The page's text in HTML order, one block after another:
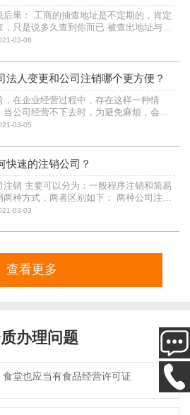
后果： 工商的抽查地址是不定期的，肯定
，只是说多久查到你而已 被查出地址与经
址不符，变更地址就没事了 工商部门不会
03-08
法人变更和公司注销哪个更方便？
，在企业经营过程中，存在这样一种情
当公司经营不下去时，为避免麻烦，会将
法人变更为其他人，以免去公司注销的繁
03-05
快速的注销公司？
注销 主要可以分为：一般程序注销和简易
两种方式，两者区别如下： 两种公司注销
比较 1.耗时。一般程序注销需要先前往税
03-03
查看更多
办理问题
堂也应当有食品经营许可证